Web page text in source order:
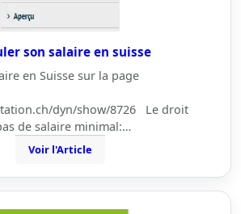
son salaire en suisse
en Suisse sur la page
dyn/show/8726 Le droit
de salaire minimal:…
Voir l'Article